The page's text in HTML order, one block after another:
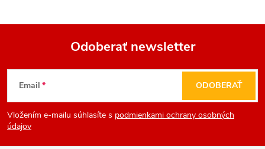
Z
á
p
Odoberať newsletter
Email
Vložením e-mailu súhlasíte s podmienkami ochrany osobných
údajov
ODOBERAŤ